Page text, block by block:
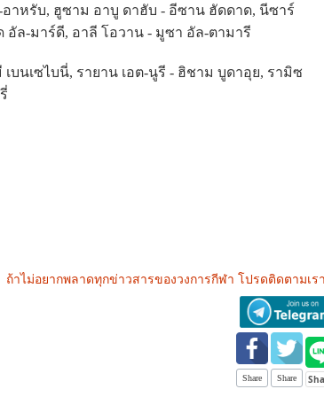
าหรับ, ฮูซาม อาบู ดาฮับ - อีซาน ฮัดดาด, นีซาร์
ล-มาร์ดี, อาลี โอวาน - มูซา อัล-ตามารี
บนเซไบนี่, รายาน เอต-นูรี - ฮิชาม บูดาอุย, รามิซ
ถ้าไม่อยากพลาดทุกข่าวสารของวงการกีฬา โปรดติดตามเร
Share Share